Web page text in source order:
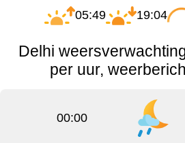
05:49 19:04
Delhi
per uur,
00:00